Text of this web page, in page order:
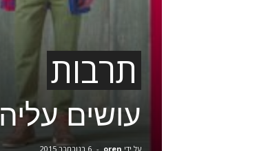
תרבות
עושים עליה
על ידי oren
- 6 בנובמבר 2015